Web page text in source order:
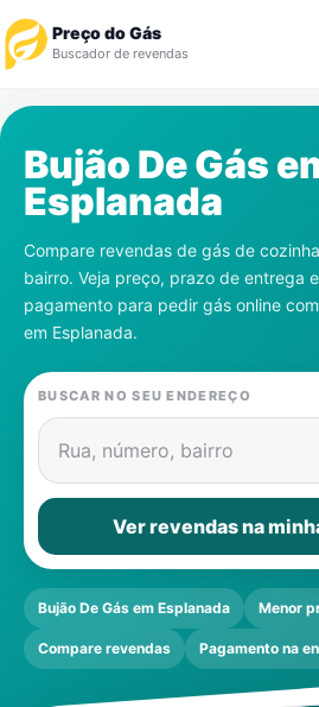
Preço do Gás
Buscador de revendas
Revendedor
Notícias
Cadastre-se
Gás
Contatos
Bujão De Gás
Esplanada
Compare revendas de gás de
bairro. Veja preço, prazo de entrega
pagamento para pedir gás online
em Esplanada.
BUSCAR NO SEU ENDEREÇO
Rua, número, bairro
Ver revendas na
Bujão De Gás em Esplanada Menor
Compare revendas Pagamento na